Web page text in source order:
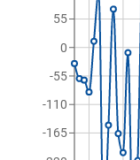
-165
-110
-55
0
55